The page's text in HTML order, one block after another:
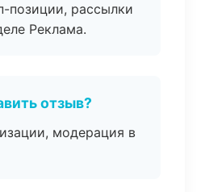
позиции, рассылки
Реклама.
отзыв?
модерация в